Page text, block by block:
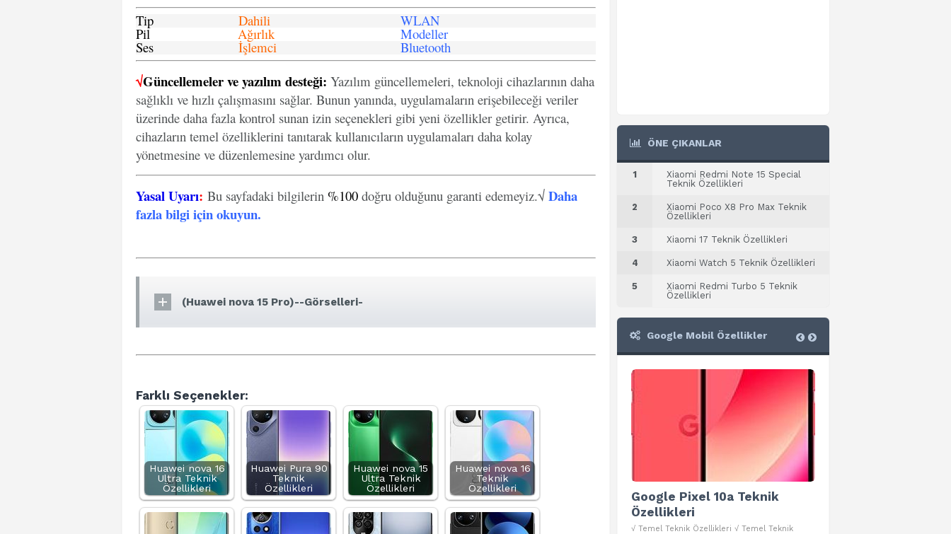
Tip Dahili WLAN
Pil Ağırlık Modeller
Ses İşlemci Bluetooth
√Güncellemeler ve yazılım desteği: Yazılım güncellemeleri, teknoloji cihazlarının daha
sağlıklı ve hızlı çalışmasını sağlar. Bunun yanında, uygulamaların erişebileceği veriler
üzerinde daha fazla kontrol sunan izin seçenekleri gibi yeni özellikler getirir. Ayrıca,
cihazların temel özelliklerini tanıtarak kullanıcıların uygulamaları daha kolay
yönetmesine ve düzenlemesine yardımcı olur.
Yasal Uyarı: Bu sayfadaki bilgilerin %100 doğru olduğunu garanti edemeyiz.√ Daha
fazla bilgi için okuyun.
(Huawei nova 15 Pro)--Görselleri-
Farklı Seçenekler:
Huawei nova 16
Ultra Teknik
Özellikleri
Huawei Pura 90
Teknik
Özellikleri
Huawei nova 15
Ultra Teknik
Özellikleri
Huawei nova 16
Teknik
Özellikleri
ÖNE ÇIKANLAR
1
Xiaomi Redmi Note 15 Special
Teknik Özellikleri
2
Xiaomi Poco X8 Pro Max Teknik
Özellikleri
3 Xiaomi 17 Teknik Özellikleri
4 Xiaomi Watch 5 Teknik Özellikleri
5
Xiaomi Redmi Turbo 5 Teknik
Özellikleri
Google Mobil Özellikler
Google Pixel 10 Pro Teknik
Özellikleri
√ Temel Teknik Özellikleri √ Temel Teknik
Google Pixel 10a Teknik
Özellikleri
√ Temel Teknik Özellikleri √ Temel Teknik